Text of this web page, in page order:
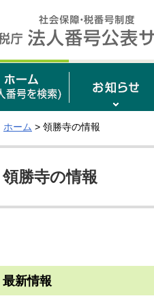
ホーム > 領勝寺の情報
領勝寺の情報
最新情報